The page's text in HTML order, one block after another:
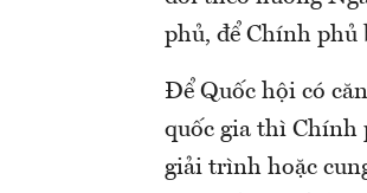
phủ, để Chính phủ
Để Quốc hội có
quốc gia thì Chính
giải trình hoặc